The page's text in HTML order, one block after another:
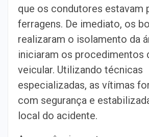
que os condutores estavam
ferragens. De imediato, os
realizaram o isolamento da
iniciaram os procedimentos
veicular. Utilizando técnicas
especializadas, as vítimas
com segurança e
local do acidente.